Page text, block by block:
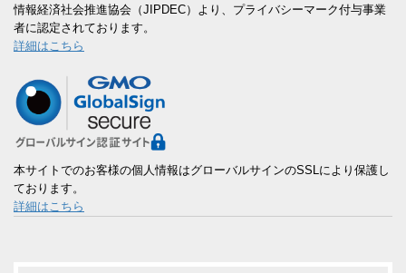
情報経済社会推進協会（JIPDEC）より、プライバシーマーク付与事業
者に認定されております。
詳細はこちら
本サイトでのお客様の個人情報はグローバルサインのSSLにより保護し
ております。
詳細はこちら